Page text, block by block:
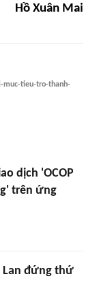
Hồ Xuân Mai
muc-tieu-tro-thanh-
dịch 'OCOP
trên ứng
Lan đứng thứ